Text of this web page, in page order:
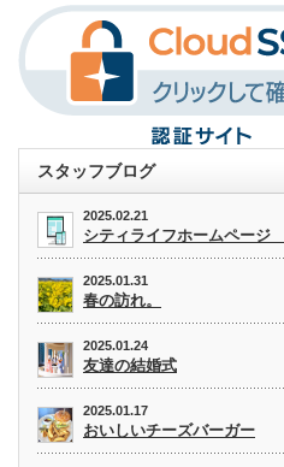
スタッフブログ
2025.02.21
シティライフホームページ
2025.01.31
春の訪れ。
2025.01.24
友達の結婚式
2025.01.17
おいしいチーズバーガー